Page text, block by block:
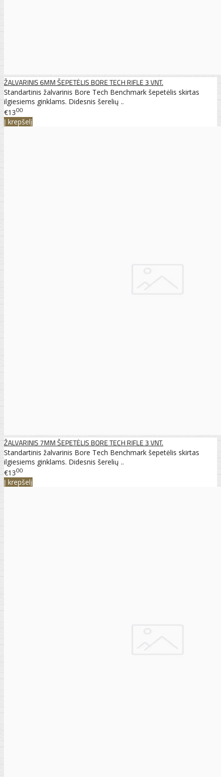
ŽALVARINIS 6MM ŠEPETĖLIS BORE TECH RIFLE 3 VNT.
Standartinis žalvarinis Bore Tech Benchmark šepetėlis skirtas
ilgiesiems ginklams. Didesnis šerelių ..
€1300
Į krepšelį
ŽALVARINIS 7MM ŠEPETĖLIS BORE TECH RIFLE 3 VNT.
Standartinis žalvarinis Bore Tech Benchmark šepetėlis skirtas
ilgiesiems ginklams. Didesnis šerelių ..
€1300
Į krepšelį